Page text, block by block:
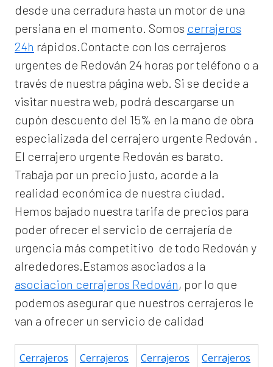
desde una cerradura hasta un motor de una
persiana en el momento. Somos cerrajeros
24h rápidos.Contacte con los cerrajeros
urgentes de Redován 24 horas por teléfono o a
través de nuestra página web. Si se decide a
visitar nuestra web, podrá descargarse un
cupón descuento del 15% en la mano de obra
especializada del cerrajero urgente Redován .
El cerrajero urgente Redován es barato.
Trabaja por un precio justo, acorde a la
realidad económica de nuestra ciudad.
Hemos bajado nuestra tarifa de precios para
poder ofrecer el servicio de cerrajería de
urgencia más competitivo de todo Redován y
alrededores.Estamos asociados a la
asociacion cerrajeros Redován, por lo que
podemos asegurar que nuestros cerrajeros le
van a ofrecer un servicio de calidad
Cerrajeros
Cerrajeros
Cerrajeros
Cerrajeros